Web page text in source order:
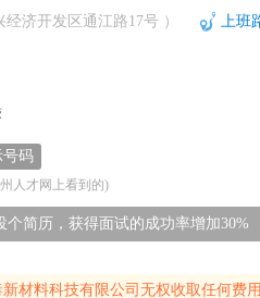
经济开发区通江路17号 ） 上班
号码
人才网上看到的)
个简历，获得面试的成功率增加30%
材料科技有限公司无权收取任何